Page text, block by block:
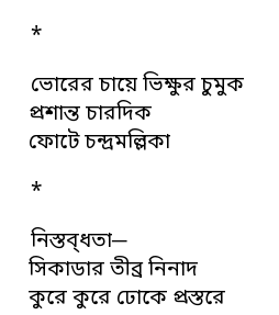
*
ভোরের চায়ে ভিক্ষুর চুমুক
প্রশান্ত চারদিক
ফোটে চন্দ্রমল্লিকা
*
নিস্তব্ধতা─
সিকাডার তীব্র নিনাদ
কুরে কুরে ঢোকে প্রস্তরে